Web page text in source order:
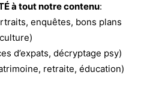
à tout notre contenu:
enquêtes, bons plans
culture)
d’expats, décryptage psy)
retraite, éducation)